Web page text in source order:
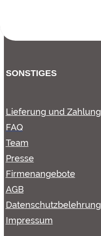
SONSTIGES
Lieferung und Zahlung
FAQ
Team
Presse
Firmenangebote
AGB
Datenschutzbelehrung
Impressum